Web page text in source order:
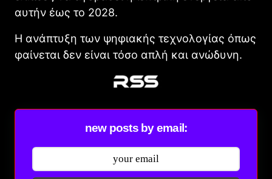
αυτήν έως το 2028.
Η ανάπτυξη των ψηφιακής τεχνολογίας όπως
φαίνεται δεν είναι τόσο απλή και ανώδυνη.
new posts by email: